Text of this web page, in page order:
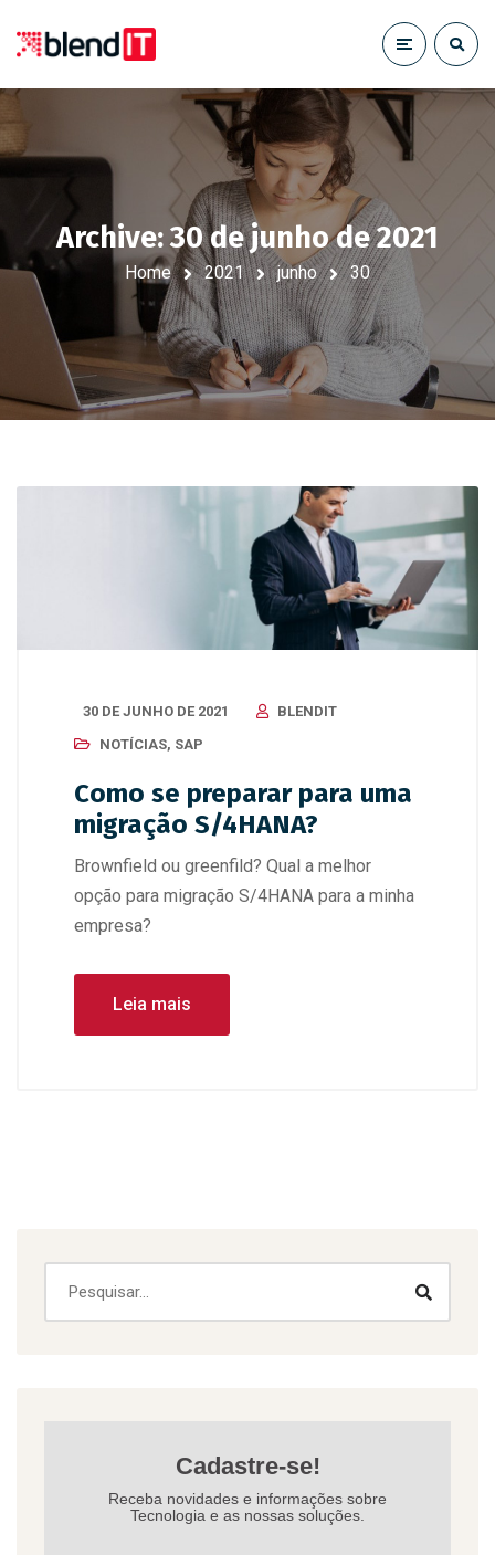
Archive: 30 de junho de 2021
Home 2021 junho 30
30 DE JUNHO DE 2021
BLENDIT
NOTÍCIAS, SAP
Como se preparar para uma
migração S/4HANA?
Brownfield ou greenfild? Qual a melhor
opção para migração S/4HANA para a minha
empresa?
Leia mais
Cadastre-se!
Receba novidades e informações sobre
Tecnologia e as nossas soluções.